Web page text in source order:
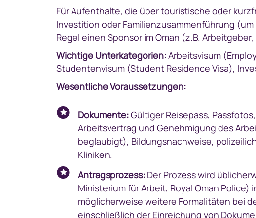
Für Aufenthalte, die über touristische oder
Investition oder Familienzusammenführung
Regel einen Sponsor im Oman (z.B.
Wichtige Unterkategorien:Arbeitsvisum
Studentenvisum (Student Residence Visa),
Wesentliche Voraussetzungen:
Dokumente:Gültiger Reisepass,
Arbeitsvertrag und Genehmigung des
beglaubigt), Bildungsnachweise,
Kliniken.
Antragsprozess: Der Prozess wird
Ministerium für Arbeit, Royal Oman
möglicherweise weitere Formalitäten bei
einschließlich der Einreichung von